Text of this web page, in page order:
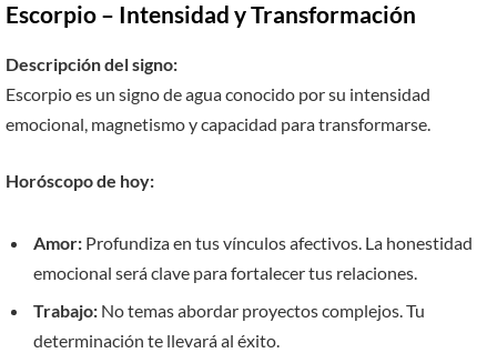
Escorpio – Intensidad y Transformación
Descripción del signo:
Escorpio es un signo de agua conocido por su intensidad
emocional, magnetismo y capacidad para transformarse.
Horóscopo de hoy:
Amor: Profundiza en tus vínculos afectivos. La honestidad
emocional será clave para fortalecer tus relaciones.
Trabajo: No temas abordar proyectos complejos. Tu
determinación te llevará al éxito.